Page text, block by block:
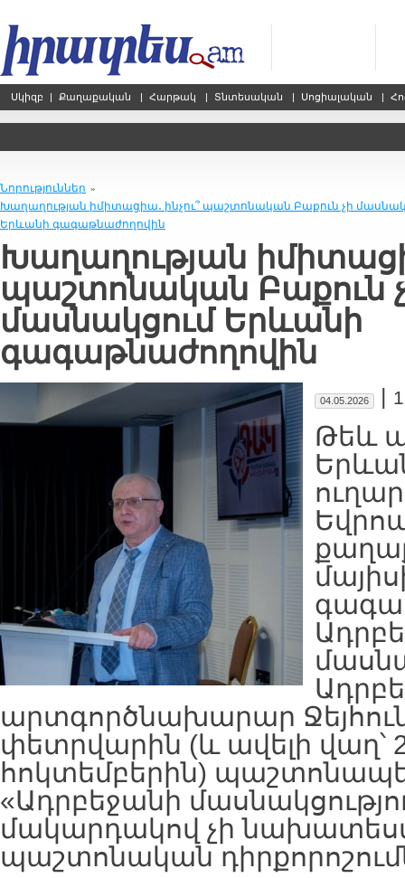
Սկիզբ | Քաղաքական | Հարթակ | Տնտեսական | Սոցիալական |
Նորություններ »
Խաղաղության իմիտացիա․ ինչու՞ պաշտոնական Բաքուն չի
Երևանի գագաթնաժողովին
Խաղաղության
պաշտոնական Բաքուն
մասնակցում Երևանի
գագաթնաժողովին
04.05.2026
Թեև
արտգործնախարար
փետրվարին (և ավելի վաղ՝
հոկտեմբերին)
«Ադրբեջանի
մակարդակով չի
պաշտոնական